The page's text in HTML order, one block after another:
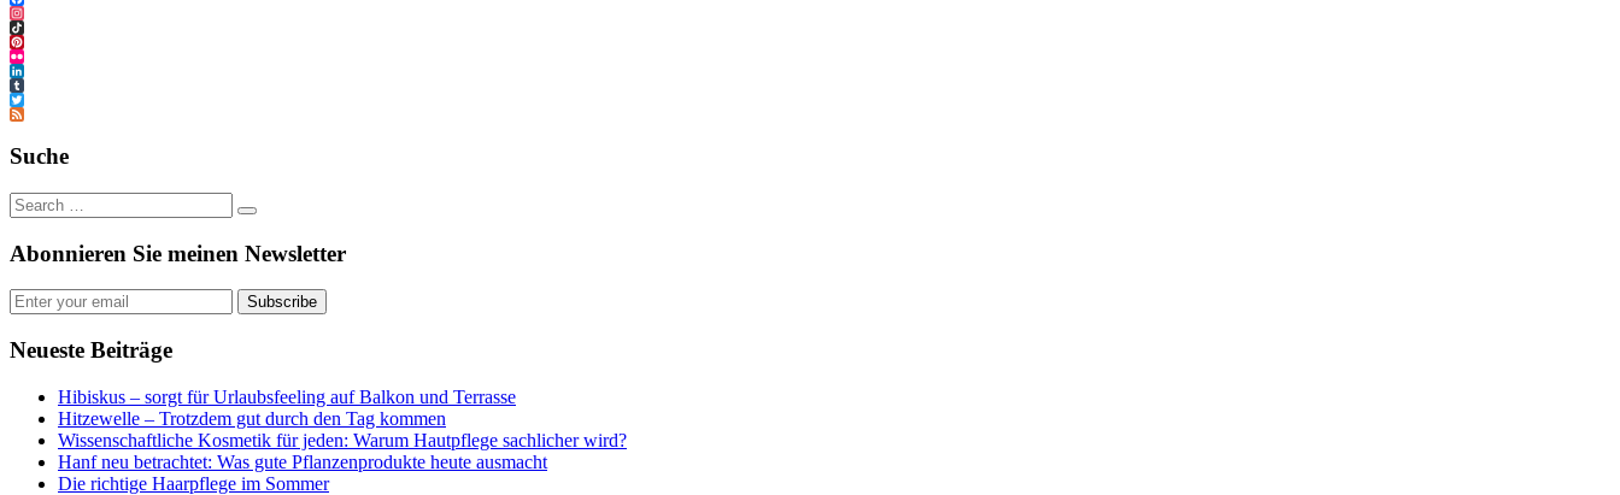
Facebook
Instagram
TikTok
Pinterest
Flickr
LinkedIn
Tumblr
Twitter
Feed
Suche
Abonnieren Sie meinen Newsletter
Subscribe
Neueste Beiträge
Hibiskus – sorgt für Urlaubsfeeling auf Balkon und Terrasse
Hitzewelle – Trotzdem gut durch den Tag kommen
Wissenschaftliche Kosmetik für jeden: Warum Hautpflege sachlicher wird?
Hanf neu betrachtet: Was gute Pflanzenprodukte heute ausmacht
Die richtige Haarpflege im Sommer